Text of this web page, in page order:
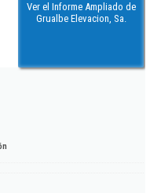
Ver el Informe Ampliado de
Grualbe Elevacion, Sa.